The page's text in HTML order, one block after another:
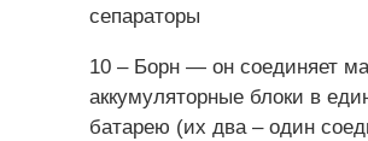
сепараторы
10 – Борн — он соединяет
аккумуляторные блоки в
батарею (их два – один